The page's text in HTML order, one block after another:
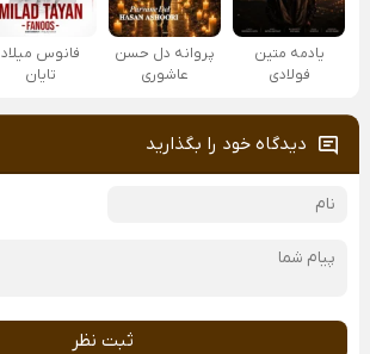
یادمه متین
فولادی
پروانه دل حسن
عاشوری
فانوس میلاد
تایان
دیدگاه خود را بگذارید
ثبت نظر